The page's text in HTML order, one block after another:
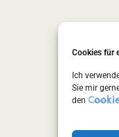
Cookies für
Ich
Sie mir
den